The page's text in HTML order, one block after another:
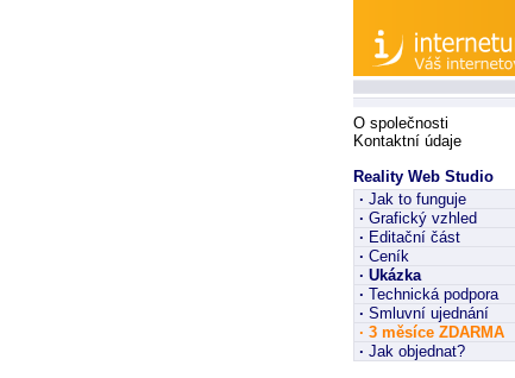
O společnosti
Kontaktní údaje
Reality Web Studio
· Jak to funguje
· Grafický vzhled
· Editační část
· Ceník
· Ukázka
· Technická podpora
· Smluvní ujednání
· 3 měsíce ZDARMA
· Jak objednat?